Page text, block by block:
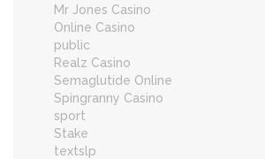
Mr Jones Casino
Online Casino
public
Realz Casino
Semaglutide Online
Spingranny Casino
sport
Stake
textslp